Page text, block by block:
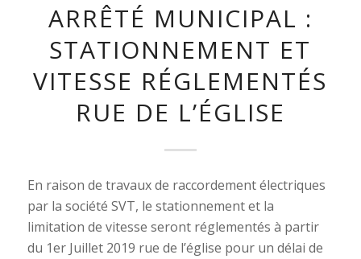
ARRÊTÉ MUNICIPAL :
STATIONNEMENT ET
VITESSE RÉGLEMENTÉS
RUE DE L’ÉGLISE
En raison de travaux de raccordement électriques
par la société SVT, le stationnement et la
limitation de vitesse seront réglementés à partir
du 1er Juillet 2019 rue de l’église pour un délai de